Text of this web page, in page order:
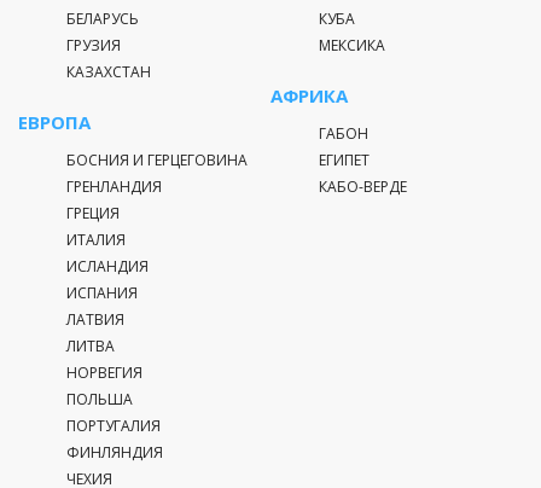
БЕЛАРУСЬ
ГРУЗИЯ
КАЗАХСТАН
ЕВРОПА
БОСНИЯ И ГЕРЦЕГОВИНА
ГРЕНЛАНДИЯ
ГРЕЦИЯ
ИТАЛИЯ
ИСЛАНДИЯ
ИСПАНИЯ
ЛАТВИЯ
ЛИТВА
НОРВЕГИЯ
ПОЛЬША
ПОРТУГАЛИЯ
ФИНЛЯНДИЯ
ЧЕХИЯ
КУБА
МЕКСИКА
АФРИКА
ГАБОН
ЕГИПЕТ
КАБО-ВЕРДЕ